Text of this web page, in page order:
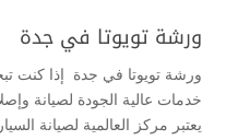
ورشة تويوتا في جدة
ورشة تويوتا في جدة إذا كنت
خدمات عالية الجودة لصيانة
يعتبر مركز العالمية لصيانة